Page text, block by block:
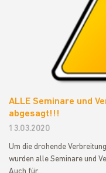
ALLE Seminare und
abgesagt!!!
13.03.2020
Um die drohende
wurden alle Seminare und